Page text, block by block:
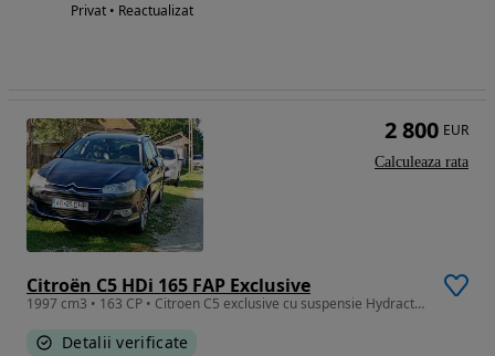
Privat • Reactualizat
Citroën C5 HDi 165 FAP Exclusive
1997 cm3 • 163 CP • Citroen C5 exclusive cu suspensie Hydractive 3 cu mod sport
Detalii verificate
2 800 EUR
Calculeaza rata